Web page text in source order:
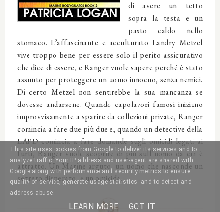
di avere un tetto
sopra la testa e un
pasto caldo nello
stomaco. L’affascinante e acculturato Landry Metzel
vive troppo bene per essere solo il perito assicurativo
che dice di essere, e Ranger vuole sapere perché è stato
assunto per proteggere un uomo innocuo, senza nemici.
Di certo Metzel non sentirebbe la sua mancanza se
dovesse andarsene. Quando capolavori famosi iniziano
improvvisamente a sparire da collezioni private, Ranger
comincia a fare due più due e, quando un detective della
LAPD comincia a fare domande sugli omicidi legati ai
furti, Ranger vuole scoprire di più sull’uomo da cui è
attratto. Un Marine arguto, un uomo che nasconde un
segreto disperato, e un omicida.
This site uses cookies from Google to deliver its services and to
analyze traffic. Your IP address and user-agent are shared with
Google along with performance and security metrics to ensure
quality of service, generate usage statistics, and to detect and
address abuse.
LEARN MORE GOT IT